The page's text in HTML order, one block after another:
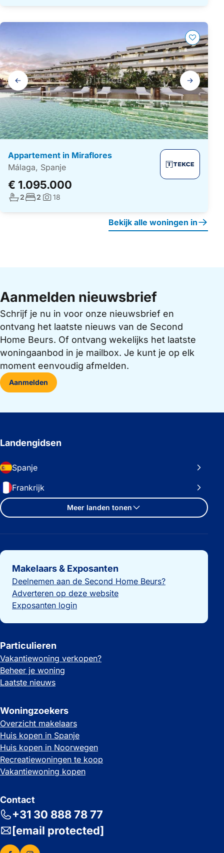
Galerij
navigatie
Appartement in Miraflores
Málaga, Spanje
€ 1.095.000
Aantal badkamers:
2Aantal slaapkamers:
2 Foto's:
18
Bekijk alle woningen in
Aanmelden nieuwsbrief
Schrijf je nu in voor onze nieuwsbrief en
ontvang het laatste nieuws van de Second
Home Beurs. Of ontvang wekelijks het laatste
woningaanbod in je mailbox. Je kunt je op elk
moment eenvoudig afmelden.
Aanmelden
Landengidsen
Spanje
Frankrijk
Meer landen tonen
Belangrijke links
Makelaars & Exposanten
Deelnemen aan de Second Home Beurs?
Adverteren op deze website
Exposanten login
Particulieren
Vakantiewoning verkopen?
Beheer je woning
Laatste nieuws
Woningzoekers
Overzicht makelaars
Huis kopen in Spanje
Huis kopen in Noorwegen
Recreatiewoningen te koop
Vakantiewoning kopen
Contact
+31 30 888 78 77
[email protected]